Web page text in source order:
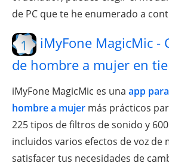
de PC que te he enumerado a
1
iMyFone MagicMic -
de hombre a mujer en
iMyFone MagicMic es una app
hombre a mujer más prácticos
225 tipos de filtros de sonido y
incluidos varios efectos de voz de
satisfacer tus necesidades de